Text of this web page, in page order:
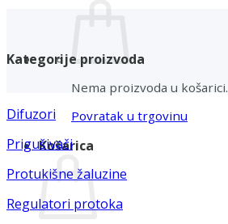
Nema proizvoda u košarici.
Povratak u trgovinu
Košarica
Kategorije proizvoda
Difuzori
Prigušivači
Protukišne žaluzine
Regulatori protoka